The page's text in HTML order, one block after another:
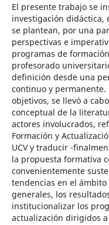
El presente trabajo se
investigación didáctica,
se plantean, por una
perspectivas e
programas de
profesorado
definición desde una
continuo y permanente.
objetivos, se llevó a
conceptual de la
actores involucrados,
Formación y
UCV y traducir -
la propuesta formativa
convenientemente
tendencias en el
generales, los
institucionalizar los
actualización dirigidos